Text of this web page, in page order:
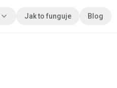
Jak to funguje Blog